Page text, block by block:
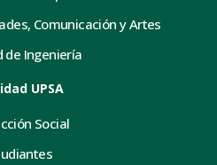
Comunicación y Artes
de Ingeniería
UPSA
Social